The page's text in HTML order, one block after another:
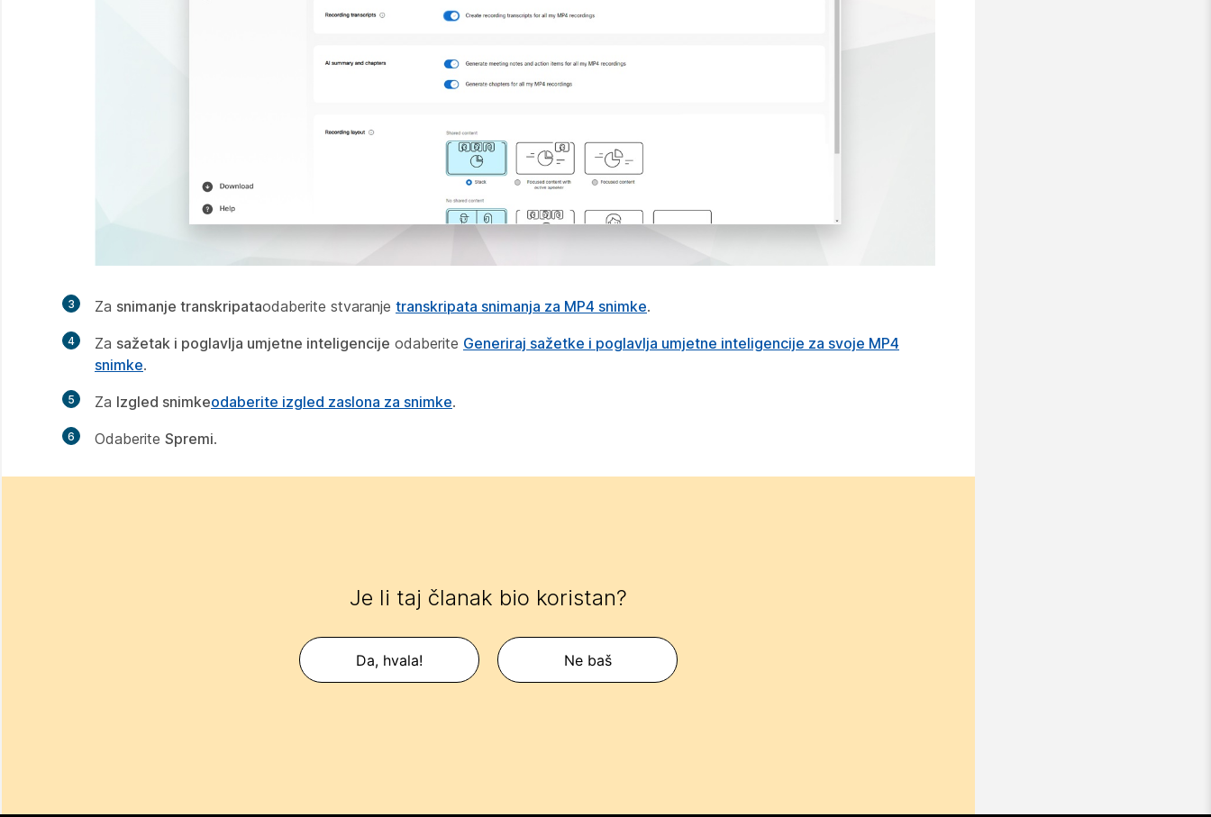
3 Za snimanje transkripataodaberite stvaranje transkripata snimanja za MP4 snimke.
4 Za sažetak i poglavlja umjetne inteligencije odaberite Generiraj sažetke i poglavlja umjetne inteligencije za svoje MP4
snimke.
5 Za Izgled snimkeodaberite izgled zaslona za snimke.
6 Odaberite Spremi.
Je li taj članak bio koristan?
Da, hvala! Ne baš